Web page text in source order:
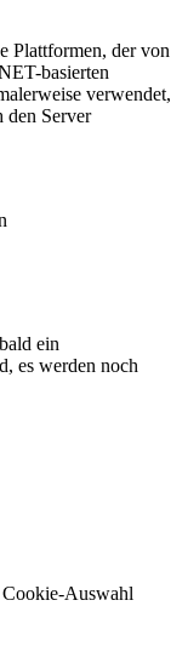
Plattformen, der von
basierten
verwendet,
den Server
ein
es werden noch
Cookie-Auswahl